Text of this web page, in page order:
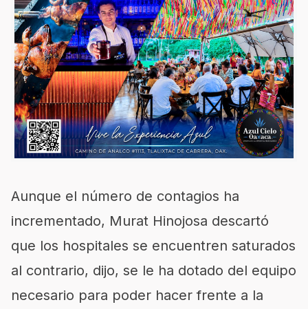
Aunque el número de contagios ha
incrementado, Murat Hinojosa descartó
que los hospitales se encuentren saturados
al contrario, dijo, se le ha dotado del equipo
necesario para poder hacer frente a la